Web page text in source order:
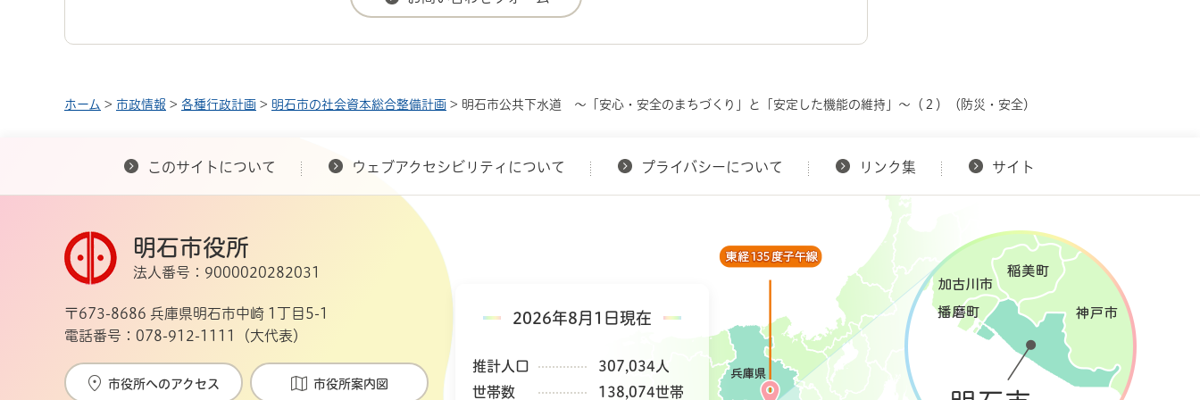
ホーム > 市政情報 > 各種行政計画 > 明石市の社会資本総合整備計画 > 明石市公共下水道 ～「安心・安全のまちづくり」と「安定した機能の維持」～（２）（防災・安全）
このサイトについて ウェブアクセシビリティについて プライバシーについて リンク集 サイト
2026年8月1日現在
推計人口
307,034人
世帯数
138,074世帯
明石市役所
法人番号：9000020282031
〒673-8686 兵庫県明石市中崎 1丁目5-1
電話番号：078-912-1111（大代表）
市役所へのアクセス 市役所案内図